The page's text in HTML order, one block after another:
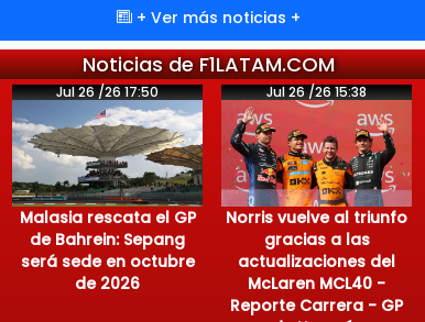
+ Ver más noticias +
Noticias de F1LATAM.COM
Jul 26 /26 17:50
Malasia rescata el GP
de Bahrein: Sepang
será sede en octubre
de 2026
Jul 26 /26 15:38
Norris vuelve al triunfo
gracias a las
actualizaciones del
McLaren MCL40 -
Reporte Carrera - GP